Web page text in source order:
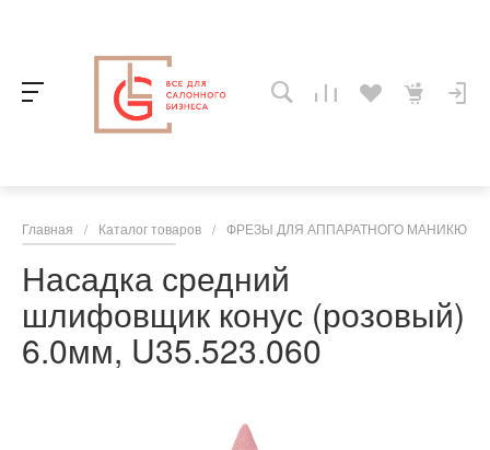
Главная / Каталог товаров / ФРЕЗЫ ДЛЯ АППАРАТНОГО
Насадка средний
шлифовщик конус (розовый)
6.0мм, U35.523.060